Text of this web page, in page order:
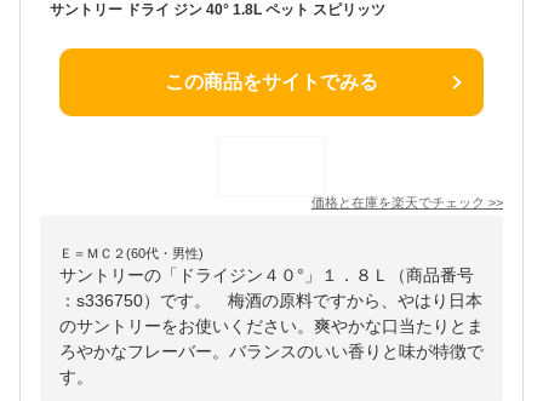
サントリー ドライ ジン 40° 1.8L ペット スピリッツ
この商品をサイトでみる
価格と在庫を楽天でチェック >>
Ｅ＝ＭＣ２(60代・男性)
サントリーの「ドライジン４０°」１．８Ｌ（商品番号
：s336750）です。 梅酒の原料ですから、やはり日本
のサントリーをお使いください。爽やかな口当たりとま
ろやかなフレーバー。バランスのいい香りと味が特徴で
す。